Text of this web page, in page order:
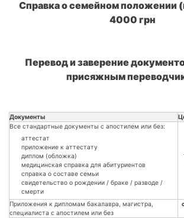
Справка о семейном положении
4000 грн
Перевод и заверение
присяжным
Документы
Все стандартные документы с апостилем или без:
аттестат
приложение к аттестату
диплом (обложка)
медицинская справка для абитуриентов
справка о составе семьи
свидетельство о рождении / браке / разводе /
смерти
Приложения к дипломам бакалавра, магистра,
специалиста с апостилем или без